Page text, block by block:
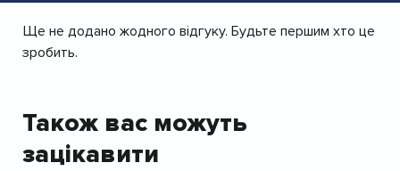
Ще не додано жодного відгуку. Будьте першим хто це
зробить.
Також вас можуть
зацікавити